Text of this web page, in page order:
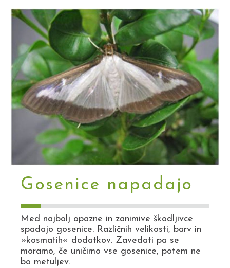
Gosenice napadajo
Med najbolj opazne in zanimive škodljivce
spadajo gosenice. Različnih velikosti, barv in
»kosmatih« dodatkov. Zavedati pa se
moramo, če uničimo vse gosenice, potem ne
bo metuljev.